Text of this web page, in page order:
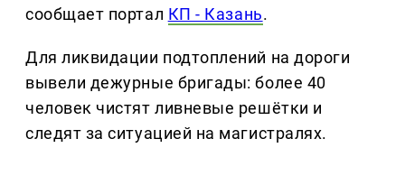
сообщает портал КП - Казань.
Для ликвидации подтоплений на дороги
вывели дежурные бригады: более 40
человек чистят ливневые решётки и
следят за ситуацией на магистралях.